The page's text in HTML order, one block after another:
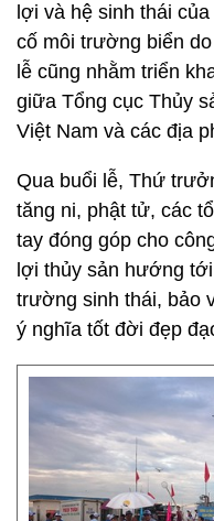
lợi và hệ sinh thái
cố môi trường biển
lễ cũng nhằm triển
giữa Tổng cục Thủy
Việt Nam và các địa
Qua buổi lễ, Thứ
tăng ni, phật tử, các
tay đóng góp cho
lợi thủy sản hướng
trường sinh thái, bảo
ý nghĩa tốt đời đẹp